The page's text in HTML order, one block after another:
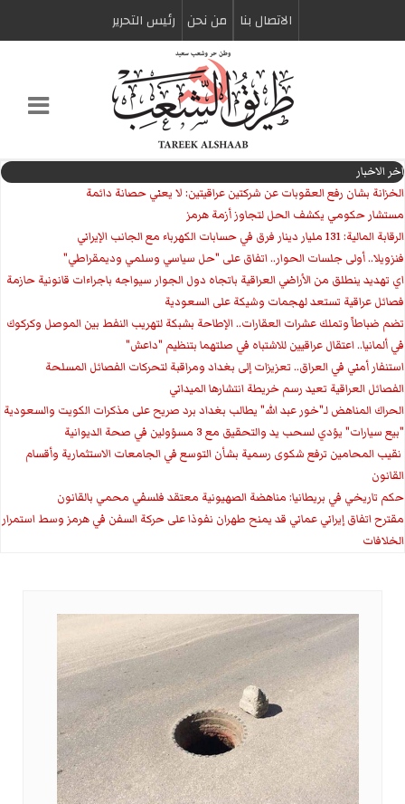
الاتصال بنا من نحن رئیس التحریر
اخر الاخبار
الخزانة بشان رفع العقوبات عن شركتين عراقيتين: لا يعني حصانة دائمة
مستشار حكومي يكشف الحل لتجاوز أزمة هرمز
الرقابة المالية: 131 مليار دينار فرق في حسابات الكهرباء مع الجانب الإيراني
فنزويلا.. أولى جلسات الحوار.. اتفاق على "حل سياسي وسلمي وديمقراطي"
اي تهديد ينطلق من الأراضي العراقية باتجاه دول الجوار سيواجه باجراءات قانونية حازمة
فصائل عراقية تستعد لهجمات وشيكة على السعودية
تضم ضباطاً وتملك عشرات العقارات.. الإطاحة بشبكة لتهريب النفط بين الموصل وكركوك
في ألمانيا.. اعتقال عراقيين للاشتباه في صلتهما بتنظيم "داعش"
استنفار أمني في العراق.. تعزيزات إلى بغداد ومراقبة لتحركات الفصائل المسلحة
الفصائل العراقية تعيد رسم خريطة انتشارها الميداني
الحراك المناهض لـ"خور عبد الله" يطالب بغداد برد صريح على مذكرات الكويت والسعودية
"بيع سيارات" يؤدي لسحب يد والتحقيق مع 3 مسؤولين في صحة الديوانية
‏ نقيب المحامين ترفع شكوى رسمية بشأن التوسع في الجامعات الاستثمارية وأقسام
القانون
حكم تاريخي في بريطانيا: مناهضة الصهيونية معتقد فلسفي محمي بالقانون
مقترح اتفاق إيراني عماني قد يمنح طهران نفوذا على حركة السفن في هرمز وسط استمرار
الخلافات